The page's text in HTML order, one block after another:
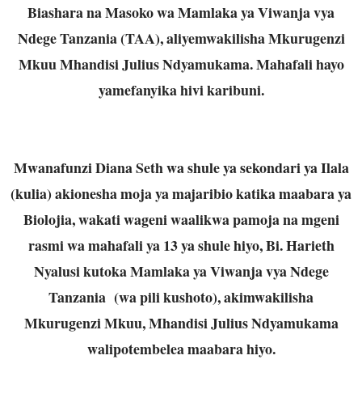
Biashara na Masoko wa Mamlaka ya Viwanja vya
Ndege Tanzania (TAA), aliyemwakilisha Mkurugenzi
Mkuu Mhandisi Julius Ndyamukama. Mahafali hayo
yamefanyika hivi karibuni.
Mwanafunzi Diana Seth wa shule ya sekondari ya Ilala
(kulia) akionesha moja ya majaribio katika maabara ya
Biolojia, wakati wageni waalikwa pamoja na mgeni
rasmi wa mahafali ya 13 ya shule hiyo, Bi. Harieth
Nyalusi kutoka Mamlaka ya Viwanja vya Ndege
Tanzania (wa pili kushoto), akimwakilisha
Mkurugenzi Mkuu, Mhandisi Julius Ndyamukama
walipotembelea maabara hiyo.